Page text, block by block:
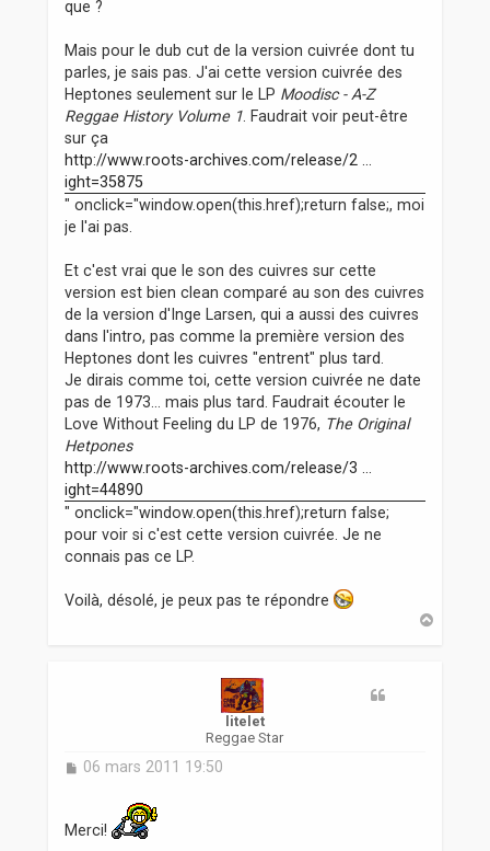
que ?
Mais pour le dub cut de la version cuivrée dont tu
parles, je sais pas. J'ai cette version cuivrée des
Heptones seulement sur le LP Moodisc - A-Z
Reggae History Volume 1. Faudrait voir peut-être
sur ça
http://www.roots-archives.com/release/2 ...
ight=35875
" onclick="window.open(this.href);return false;, moi
je l'ai pas.
Et c'est vrai que le son des cuivres sur cette
version est bien clean comparé au son des cuivres
de la version d'Inge Larsen, qui a aussi des cuivres
dans l'intro, pas comme la première version des
Heptones dont les cuivres "entrent" plus tard.
Je dirais comme toi, cette version cuivrée ne date
pas de 1973... mais plus tard. Faudrait écouter le
Love Without Feeling du LP de 1976, The Original
Hetpones
http://www.roots-archives.com/release/3 ...
ight=44890
" onclick="window.open(this.href);return false;
pour voir si c'est cette version cuivrée. Je ne
connais pas ce LP.
Voilà, désolé, je peux pas te répondre
litelet
Reggae Star
M
a
06 mars 2011 19:50
Merci!